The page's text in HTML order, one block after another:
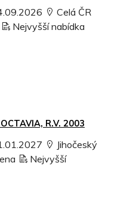
Celá ČR
Nejvyšší nabídka
R.V. 2003
Jihočeský
Nejvyšší